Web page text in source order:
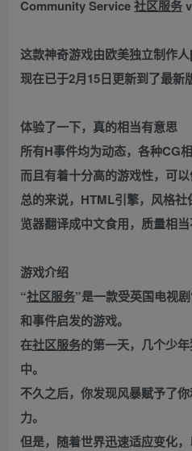
Community Service社区服务
这款神奇游戏由欧美独立制作
现在已于2月15日更新到了最新
体验了一下，真的相当有意思
所有H事件均为动态，各种CG
而且有着十分高的游戏性，可
总的来说，HTML引擎，风格
览器翻译成中文食用，质量相
游戏介绍
“社区服务”是一款受英国电视
和事件启发的游戏。
在社区服务的第一天，几个少
中。
不久之后，你发现风暴赋予了
力。
但是，随着世界迅速适应变化